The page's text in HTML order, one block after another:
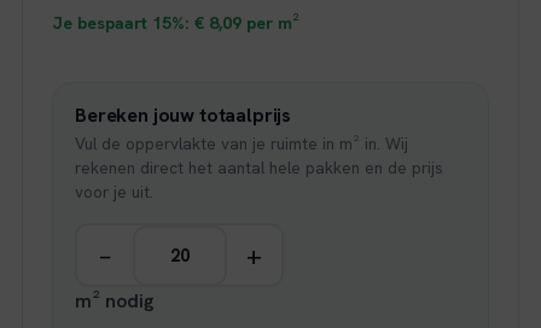
prijs
€ 53,95.
prijs
€ 45,86.
Je bespaart 15%: € 8,09 per m²
Bereken jouw totaalprijs
Vul de oppervlakte van je ruimte in m² in. Wij
rekenen direct het aantal hele pakken en de prijs
voor je uit.
− +
m² nodig